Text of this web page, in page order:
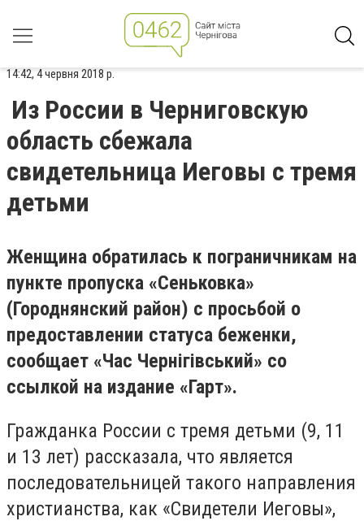
14:42, 4 червня 2018 р.
Из России в Черниговскую
область сбежала
свидетельница Иеговы с тремя
детьми
Женщина обратилась к пограничникам на
пункте пропуска «Сеньковка»
(Городнянский район) с просьбой о
предоставлении статуса беженки,
сообщает «Час Чернігівський» со
ссылкой на издание «Гарт».
Гражданка России с тремя детьми (9, 11
и 13 лет) рассказала, что является
последовательницей такого направления
христианства, как «Свидетели Иеговы»,